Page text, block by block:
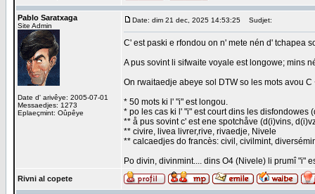
Pablo Saratxaga
Site Admin
Date d' arivêye: 2005-07-01
Messaedjes: 1273
Eplaeçmint: Oûpêye
Date: dim 21 dec, 2025 14:53:25 Sudjet:
C' est paski e rfondou on n' mete nén d' tchapea
A pus sovint li sifwaite voyale est longowe; mins
On rwaitaedje abeye sol DTW so les mots avou C
* 50 mots ki l' "i" est longou.
* po les cas ki l' "i" est court dins les
** å pus sovint c' est ene spotchåve (d(i)vins,
** civire, livea livrer,rive, rivaedje, Nivele
** calcaedjes do francès: civil, civilmint,
Po divin, divinmint.... dins O4 (Nivele) li prumî "i"
Rivni al copete